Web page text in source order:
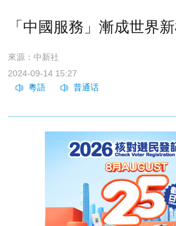
「中國服務」漸成世界
來源：中新社
2024-09-14 15:27